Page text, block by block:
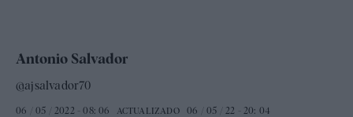
Antonio Salvador
@ajsalvador70
06 / 05 / 2022 - 08: 06 ACTUALIZADO 06 / 05 / 22 - 20: 04